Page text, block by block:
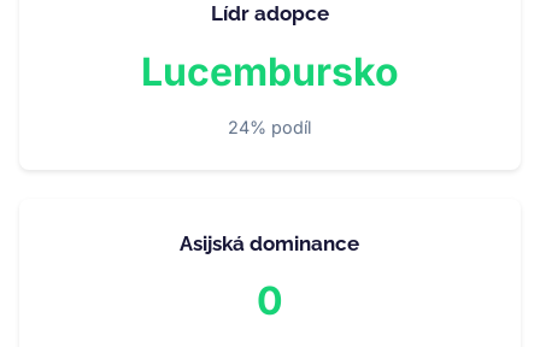
Lídr adopce
Lucembursko
24% podíl
Asijská dominance
0